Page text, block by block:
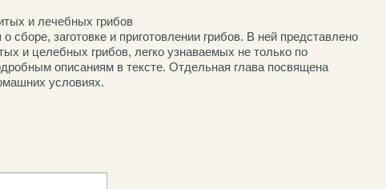
и лечебных грибов
сборе, заготовке и приготовлении грибов. В ней представлено
и целебных грибов, легко узнаваемых не только по
описаниям в тексте. Отдельная глава посвящена
условиях.